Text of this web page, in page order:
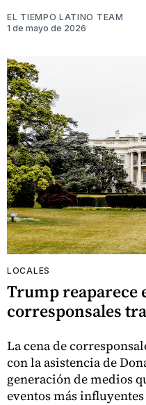
EL TIEMPO LATINO TEAM
1 de mayo de 2026
LOCALES
Trump reaparece
corresponsales
La cena de
con la asistencia de
generación de medios
eventos más